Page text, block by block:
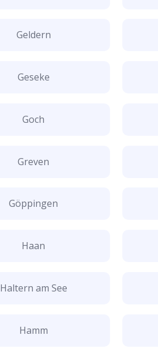
Geldern
Geseke
Goch
Greven
Göppingen
Haan
Haltern am See
Hamm